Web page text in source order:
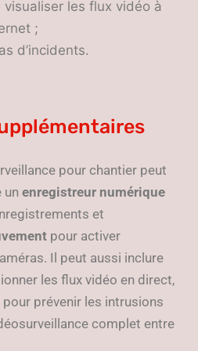
les flux vidéo à
;
d’incidents.
pour chantier peut
unenregistreur numérique
et
pour activer
Il peut aussi inclure
les flux vidéo en direct,
prévenir les intrusions
complet entre